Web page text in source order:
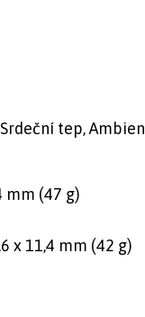
tep,
mm (47 g)
x 11,4 mm (42 g)